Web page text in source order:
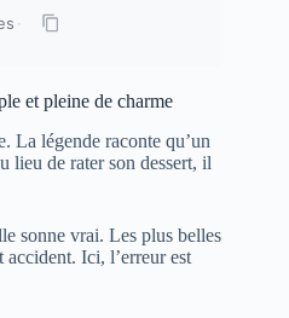
·
et pleine de charme
La légende raconte qu’un
lieu de rater son dessert, il
sonne vrai. Les plus belles
accident. Ici, l’erreur est